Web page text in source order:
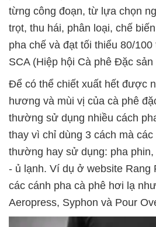
từng công đoạn, từ lựa chọn
trọt, thu hái, phân loại, chế
pha chế và đạt tối thiểu 80/
SCA (Hiệp hội Cà phê Đặc
Để có thể chiết xuất hết được
hương và mùi vị của cà phê
thường sử dụng nhiều cách
thay vì chỉ dùng 3 cách mà
thường hay sử dụng: pha
- ủ lạnh. Ví dụ ở website Rang
các cánh pha cà phê hơi lạ
Aeropress, Syphon và Pour